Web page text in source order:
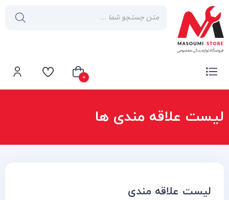
0
سبد خرید شما خالی استلیست علاقه مندی ها
لیست علاقه مندی